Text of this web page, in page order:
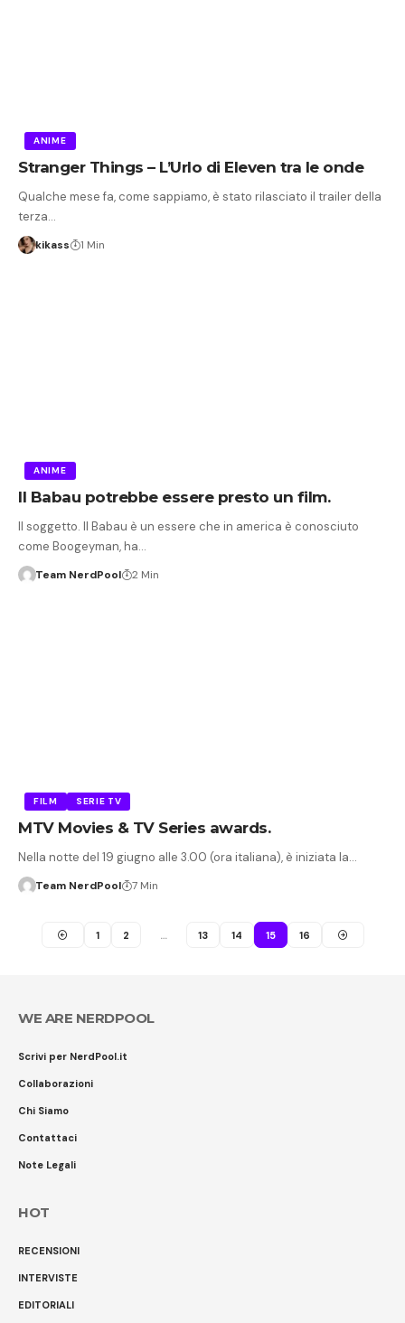
ANIME
Stranger Things – L’Urlo di Eleven tra le onde
Qualche mese fa, come sappiamo, è stato rilasciato il trailer della
terza…
kikass 1 Min
ANIME
Il Babau potrebbe essere presto un film.
Il soggetto. Il Babau è un essere che in america è conosciuto
come Boogeyman, ha…
Team NerdPool 2 Min
FILM SERIE TV
MTV Movies & TV Series awards.
Nella notte del 19 giugno alle 3.00 (ora italiana), è iniziata la…
Team NerdPool 7 Min
1 2 … 13 14 15 16
WE ARE NERDPOOL
Scrivi per NerdPool.it
Collaborazioni
Chi Siamo
Contattaci
Note Legali
HOT
RECENSIONI
INTERVISTE
EDITORIALI